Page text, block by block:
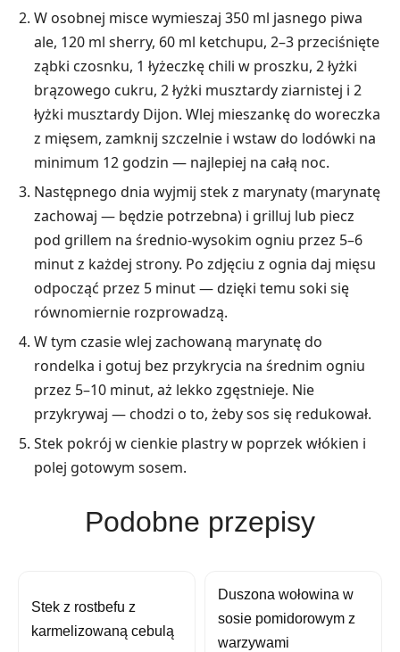
W osobnej misce wymieszaj 350 ml jasnego piwa
ale, 120 ml sherry, 60 ml ketchupu, 2–3 przeciśnięte
ząbki czosnku, 1 łyżeczkę chili w proszku, 2 łyżki
brązowego cukru, 2 łyżki musztardy ziarnistej i 2
łyżki musztardy Dijon. Wlej mieszankę do woreczka
z mięsem, zamknij szczelnie i wstaw do lodówki na
minimum 12 godzin — najlepiej na całą noc.
Następnego dnia wyjmij stek z marynaty (marynatę
zachowaj — będzie potrzebna) i grilluj lub piecz
pod grillem na średnio-wysokim ogniu przez 5–6
minut z każdej strony. Po zdjęciu z ognia daj mięsu
odpocząć przez 5 minut — dzięki temu soki się
równomiernie rozprowadzą.
W tym czasie wlej zachowaną marynatę do
rondelka i gotuj bez przykrycia na średnim ogniu
przez 5–10 minut, aż lekko zgęstnieje. Nie
przykrywaj — chodzi o to, żeby sos się redukował.
Stek pokrój w cienkie plastry w poprzek włókien i
polej gotowym sosem.
Podobne przepisy
Stek z rostbefu z
karmelizowaną cebulą
Duszona wołowina w
sosie pomidorowym z
warzywami